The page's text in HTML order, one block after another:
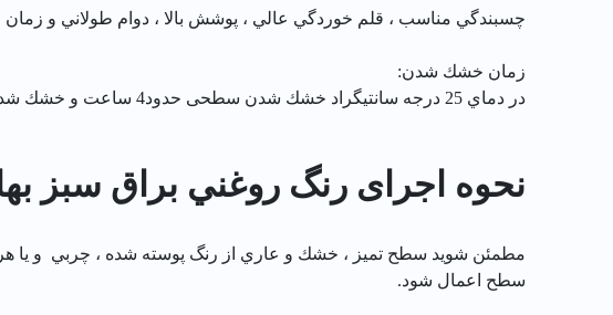
چسبندگي مناسب ، قلم خوردگي عالي ، پوشش بالا ، دوام طولاني و
زمان خشك شدن:
در دماي 25 درجه سانتيگراد خشك شدن سطحی حدود4 ساعت و خشك شدن عمقی حدود 16ساعت.
نحوه اجرای رنگ روغني براق سبز بهاري
مطمئن شويد سطح تميز ، خشك و عاري از رنگ پوسته شده ، چربي و يا
سطح اعمال شود.